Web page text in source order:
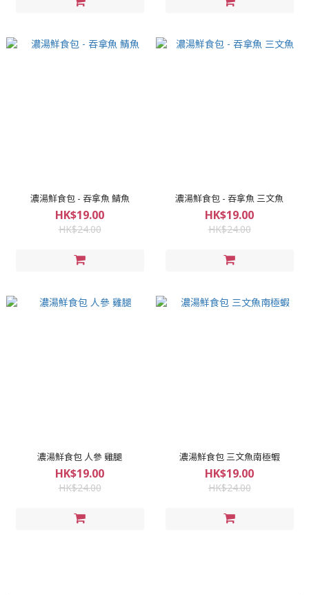
濃湯鮮食包 - 吞拿魚 鯖魚
HK$19.00
HK$24.00
濃湯鮮食包 - 吞拿魚 三文魚
HK$19.00
HK$24.00
濃湯鮮食包 人參 雞腿
HK$19.00
HK$24.00
濃湯鮮食包 三文魚南極蝦
HK$19.00
HK$24.00